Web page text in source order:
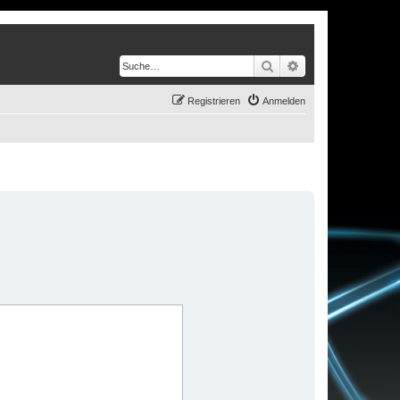
Suche
Anmelden
Registrieren